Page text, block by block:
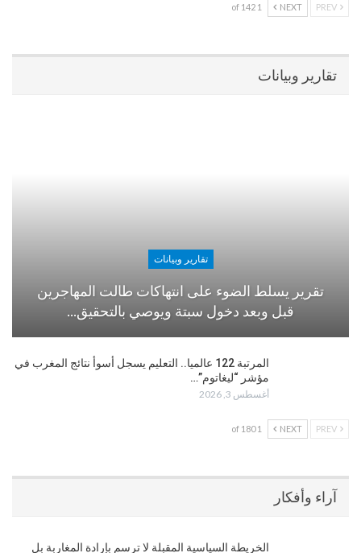
NEXT
1 of 142
تقارير وبيانات
تقارير وبيانات
تقرير يسلط الضوء على انتهاكات طالت المهاجرين
قبل وبعد دخول سبتة ويوصي بالتحقيق…
المرتبة 122 عالميا.. التعليم يسجل أسوأ نتائج المغرب في
مؤشر “ليغاتوم”…
أغسطس 3, 2026
NEXT
1 of 180
آراء وأفكار
الخريطة السياسية المقبلة لا ترسم بإرادة المغاربة بل